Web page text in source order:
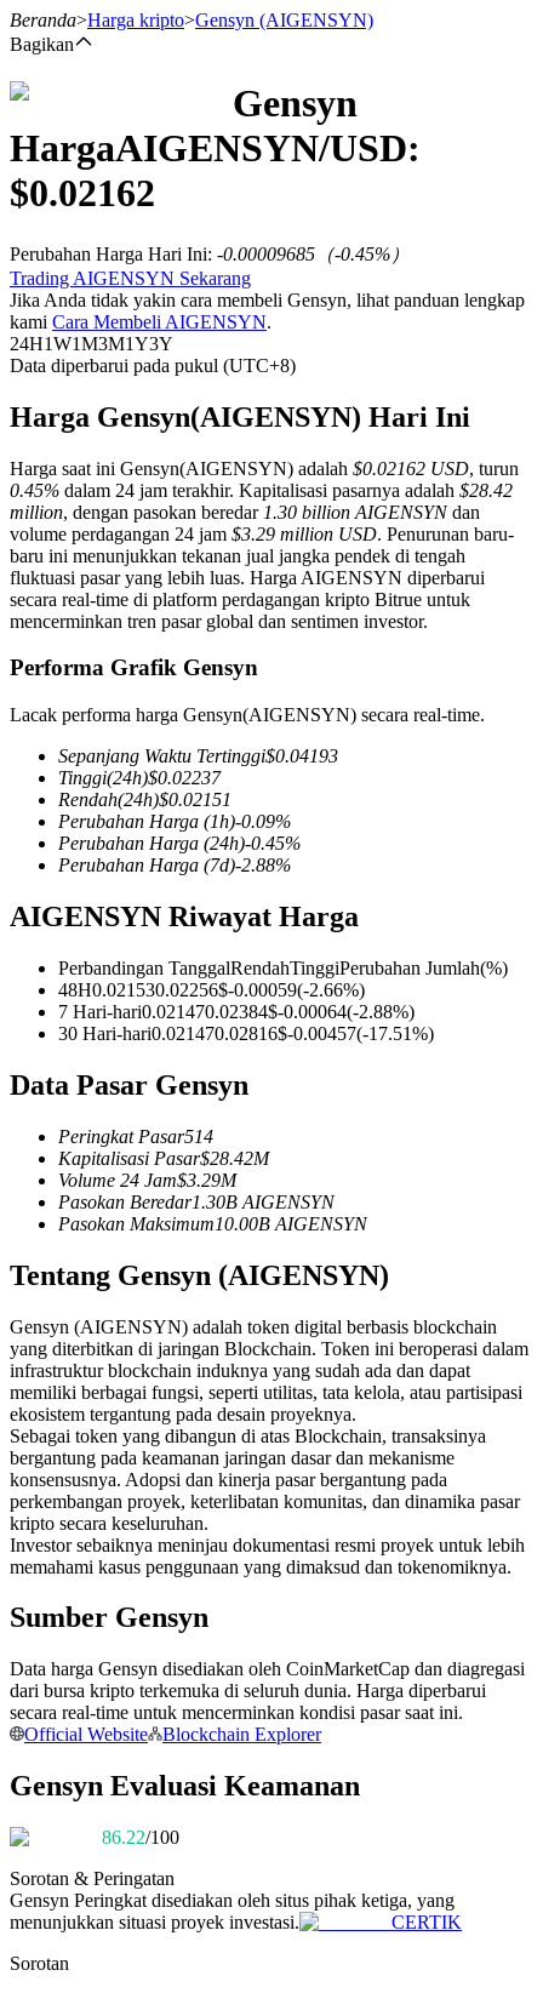
USDT Berjangka
Kontrak berjangka menggunakan USDT sebagai jaminannya
COIN-M Berjangka
TradFi
Derivatif saham, forex, logam mulia, dan komoditas
USDC Berjangka
Copy Trading
Bergabunglah dengan pedagang top
Nikmati pembagian keuntungan dan komisi copy trading
Informasi
Beranda>Harga kripto>Gensyn (AIGENSYN)
Bagikan
Gensyn
HargaAIGENSYN/USD:
$0.02162
Perubahan Harga Hari Ini: -0.00009685 （-0.45%）
Trading AIGENSYN Sekarang
Jika Anda tidak yakin cara membeli Gensyn, lihat panduan lengkap
kami Cara Membeli AIGENSYN.
24H1W1M3M1Y3Y
Data diperbarui pada pukul (UTC+8)
Harga Gensyn(AIGENSYN) Hari Ini
Harga saat ini Gensyn(AIGENSYN) adalah $0.02162 USD, turun
0.45% dalam 24 jam terakhir. Kapitalisasi pasarnya adalah $28.42
million, dengan pasokan beredar 1.30 billion AIGENSYNdan
volume perdagangan 24 jam $3.29 million USD. Penurunan baru-
baru ini menunjukkan tekanan jual jangka pendek di tengah
fluktuasi pasar yang lebih luas. Harga AIGENSYN diperbarui
secara real-time di platform perdagangan kripto Bitrue untuk
mencerminkan tren pasar global dan sentimen investor.
Performa Grafik Gensyn
Lacak performa harga Gensyn(AIGENSYN) secara real-time.
Sepanjang Waktu Tertinggi$0.04193
Tinggi(24h)$0.02237
Rendah(24h)$0.02151
Perubahan Harga (1h)-0.09%
Perubahan Harga (24h)-0.45%
Perubahan Harga (7d)-2.88%
AIGENSYN Riwayat Harga
Perbandingan TanggalRendahTinggiPerubahan Jumlah(%)
48H0.021530.02256$-0.00059(-2.66%)
7 Hari-hari0.021470.02384$-0.00064(-2.88%)
30 Hari-hari0.021470.02816$-0.00457(-17.51%)
Data Pasar Gensyn
Peringkat Pasar514
Kapitalisasi Pasar$28.42M
Volume 24 Jam$3.29M
Pasokan Beredar1.30B AIGENSYN
Pasokan Maksimum10.00B AIGENSYN
Tentang Gensyn (AIGENSYN)
Gensyn (AIGENSYN) adalah token digital berbasis blockchain
yang diterbitkan di jaringan Blockchain. Token ini beroperasi dalam
infrastruktur blockchain induknya yang sudah ada dan dapat
memiliki berbagai fungsi, seperti utilitas, tata kelola, atau partisipasi
ekosistem tergantung pada desain proyeknya.
Sebagai token yang dibangun di atas Blockchain, transaksinya
bergantung pada keamanan jaringan dasar dan mekanisme
konsensusnya. Adopsi dan kinerja pasar bergantung pada
perkembangan proyek, keterlibatan komunitas, dan dinamika pasar
kripto secara keseluruhan.
Investor sebaiknya meninjau dokumentasi resmi proyek untuk lebih
memahami kasus penggunaan yang dimaksud dan tokenomiknya.
Sumber Gensyn
Data harga Gensyn disediakan oleh CoinMarketCap dan diagregasi
dari bursa kripto terkemuka di seluruh dunia. Harga diperbarui
secara real-time untuk mencerminkan kondisi pasar saat ini.
Official Website
Blockchain Explorer
Gensyn Evaluasi Keamanan
86.22/100
Sorotan & Peringatan
Gensyn Peringkat disediakan oleh situs pihak ketiga, yang
menunjukkan situasi proyek investasi.
CERTIK
Sorotan